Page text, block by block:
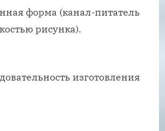
форма (канал-питатель
рисунка).
изготовления